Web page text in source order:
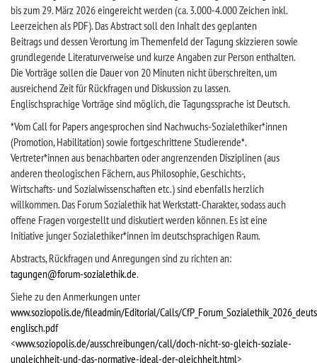
bis zum 29. März 2026 eingereicht werden (ca. 3.000-4.000 Zeichen inkl.
Leerzeichen als PDF). Das Abstract soll den Inhalt des geplanten
Beitrags und dessen Verortung im Themenfeld der Tagung skizzieren sowie
grundlegende Literaturverweise und kurze Angaben zur Person enthalten.
Die Vorträge sollen die Dauer von 20 Minuten nicht überschreiten, um
ausreichend Zeit für Rückfragen und Diskussion zu lassen.
Englischsprachige Vorträge sind möglich, die Tagungssprache ist Deutsch.
*Vom Call for Papers angesprochen sind Nachwuchs-Sozialethiker*innen
(Promotion, Habilitation) sowie fortgeschrittene Studierende*.
Vertreter*innen aus benachbarten oder angrenzenden Disziplinen (aus
anderen theologischen Fächern, aus Philosophie, Geschichts-,
Wirtschafts- und Sozialwissenschaften etc.) sind ebenfalls herzlich
willkommen. Das Forum Sozialethik hat Werkstatt-Charakter, sodass auch
offene Fragen vorgestellt und diskutiert werden können. Es ist eine
Initiative junger Sozialethiker*innen im deutschsprachigen Raum.
Abstracts, Rückfragen und Anregungen sind zu richten an:
tagungen@forum-sozialethik.de.
Siehe zu den Anmerkungen unter
www.soziopolis.de/fileadmin/Editorial/Calls/
englisch.pdf
<www.soziopolis.de/ausschreibungen/call/doch-nicht-so-gleich-soziale-
ungleichheit-und-das-normative-ideal-der-gleichheit.html>